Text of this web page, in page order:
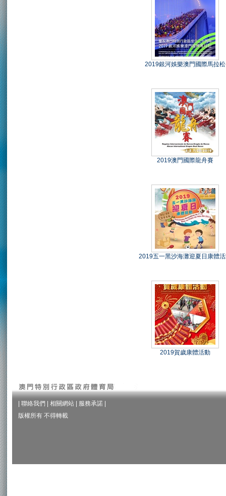
2019銀河娛樂澳門國際馬拉松
2019澳門國際龍舟賽
2019五一黑沙海灘迎夏日康體
2019賀歲康體活動
聯絡我們 相關網站 服務承諾
版權所有 不得轉載